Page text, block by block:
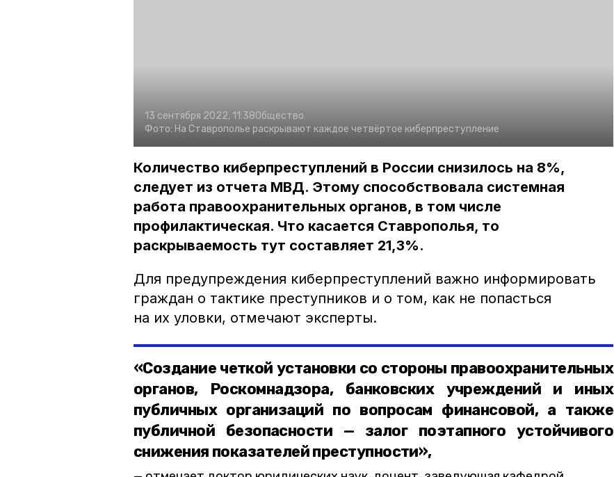
13 сентября 2022, 11:38Общество
Фото: На Ставрополье раскрывают каждое четвёртое киберпреступление
Количество киберпреступлений в России снизилось на 8%,
следует из отчета МВД. Этому способствовала системная
работа правоохранительных органов, в том числе
профилактическая. Что касается Ставрополья, то
раскрываемость тут составляет 21,3%.
Для предупреждения киберпреступлений важно информировать
граждан о тактике преступников и о том, как не попасться
на их уловки, отмечают эксперты.
«Создание четкой установки со стороны правоохранительных
органов, Роскомнадзора, банковских учреждений и иных
публичных организаций по вопросам финансовой, а также
публичной безопасности — залог поэтапного устойчивого
снижения показателей преступности»,